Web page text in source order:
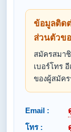
ข้อมูลติด
ส่วนตัวข
สมัครสมา
เบอร์โทร
ของผู้สมัค
Email :
โทร :